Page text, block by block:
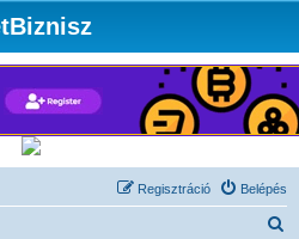
Belépés
Regisztráció